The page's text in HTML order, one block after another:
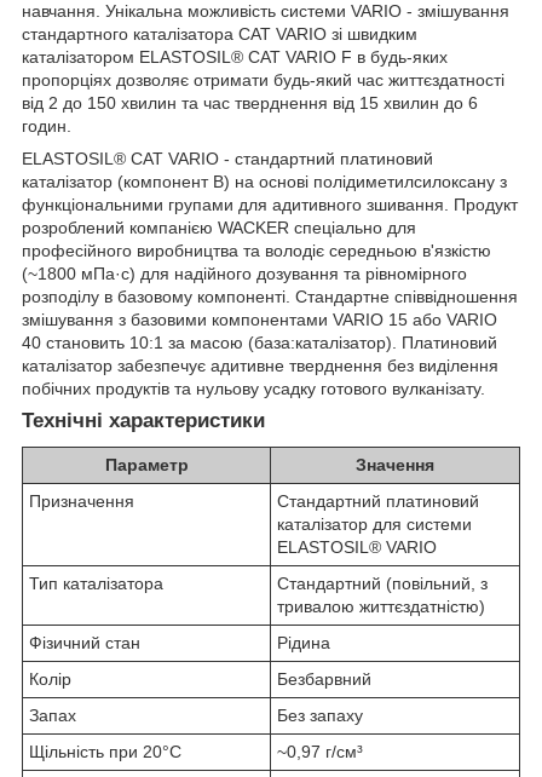
навчання. Унікальна можливість системи VARIO - змішування
стандартного каталізатора CAT VARIO зі швидким
каталізатором ELASTOSIL® CAT VARIO F в будь-яких
пропорціях дозволяє отримати будь-який час життєздатності
від 2 до 150 хвилин та час тверднення від 15 хвилин до 6
годин.
ELASTOSIL® CAT VARIO - стандартний платиновий
каталізатор (компонент B) на основі полідиметилсилоксану з
функціональними групами для адитивного зшивання. Продукт
розроблений компанією WACKER спеціально для
професійного виробництва та володіє середньою в'язкістю
(~1800 мПа·с) для надійного дозування та рівномірного
розподілу в базовому компоненті. Стандартне співвідношення
змішування з базовими компонентами VARIO 15 або VARIO
40 становить 10:1 за масою (база:каталізатор). Платиновий
каталізатор забезпечує адитивне тверднення без виділення
побічних продуктів та нульову усадку готового вулканізату.
Технічні характеристики
Параметр
Значення
Призначення
Стандартний платиновий
каталізатор для системи
ELASTOSIL® VARIO
Тип каталізатора
Стандартний (повільний, з
тривалою життєздатністю)
Фізичний стан
Рідина
Колір
Безбарвний
Запах
Без запаху
Щільність при 20°C
~0,97 г/см³